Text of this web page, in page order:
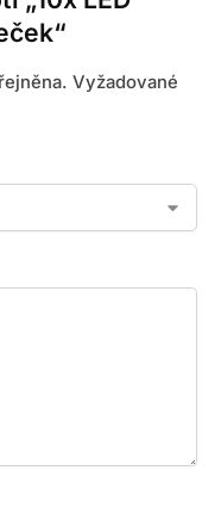
Vyžadované